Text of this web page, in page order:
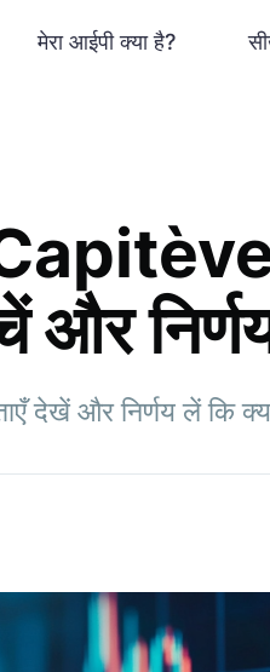
मेरा आईपी क्या है?
और
देखें और निर्णय लें कि